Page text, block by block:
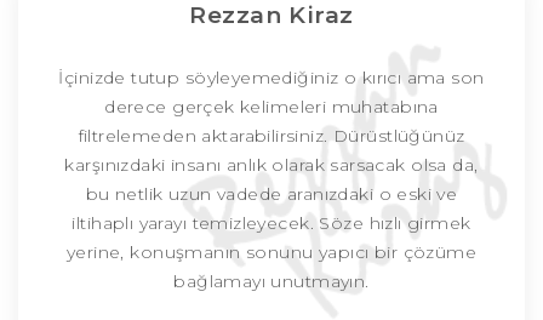
Rezzan Kiraz
İçinizde tutup söyleyemediğiniz o kırıcı ama son
derece gerçek kelimeleri muhatabına
filtrelemeden aktarabilirsiniz. Dürüstlüğünüz
karşınızdaki insanı anlık olarak sarsacak olsa da,
bu netlik uzun vadede aranızdaki o eski ve
iltihaplı yarayı temizleyecek. Söze hızlı girmek
yerine, konuşmanın sonunu yapıcı bir çözüme
bağlamayı unutmayın.